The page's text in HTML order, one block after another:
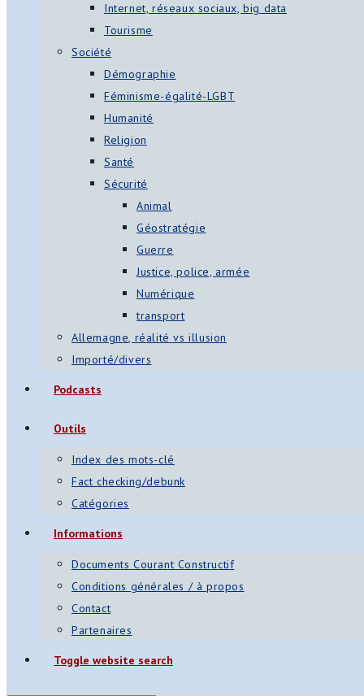
Internet, réseaux sociaux, big data
Tourisme
Société
Démographie
Féminisme-égalité-LGBT
Humanité
Religion
Santé
Sécurité
Animal
Géostratégie
Guerre
Justice, police, armée
Numérique
transport
Allemagne, réalité vs illusion
Importé/divers
Podcasts
Outils
Index des mots-clé
Fact checking/debunk
Catégories
Informations
Documents Courant Constructif
Conditions générales / à propos
Contact
Partenaires
Toggle website search